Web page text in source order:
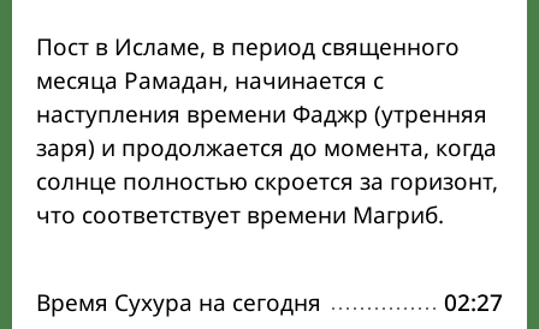
Пост в Исламе, в период священного
месяца Рамадан, начинается с
наступления времени Фаджр (утренняя
заря) и продолжается до момента, когда
солнце полностью скроется за горизонт,
что соответствует времени Магриб.
Время Сухура на сегодня 02:27